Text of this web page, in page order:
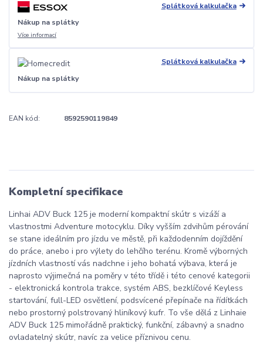
Splátková kalkulačka
Nákup na splátky
Více informací
Splátková kalkulačka
Nákup na splátky
EAN kód: 8592590119849
Kompletní specifikace
Linhai ADV Buck 125 je moderní kompaktní skútr s vizáží a
vlastnostmi Adventure motocyklu. Díky vyšším zdvihům pérování
se stane ideálním pro jízdu ve městě, při každodenním dojíždění
do práce, anebo i pro výlety do lehčího terénu. Kromě výborných
jízdních vlastností vás nadchne i jeho bohatá výbava, která je
naprosto výjimečná na poměry v této třídě i této cenové kategorii
- elektronická kontrola trakce, systém ABS, bezklíčové Keyless
startování, full-LED osvětlení, podsvícené přepínače na řídítkách
nebo prostorný polstrovaný hliníkový kufr. To vše dělá z Linhaie
ADV Buck 125 mimořádně praktický, funkční, zábavný a snadno
ovladatelný skútr, navíc za velice příznivou cenu.